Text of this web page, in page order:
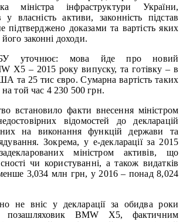
міністра інфраструктури України,
у власність активи, законність підстав
підтверджено доказами та вартість яких
законні доходи.
уточнює: мова йде про новий
X5 – 2015 року випуску, та готівку – в
та 25 тис євро. Сумарна вартість таких
на той час 4 230 500 грн.
встановило факти внесення міністром
відомостей до декларацій
на виконання функцій держави та
Зокрема, у е-декларації за 2015
міністром активів, що
чи користуванні, а також видатків
3,034 млн грн, у 2016 – понад 8,024
не вніс у декларації за обидва роки
позашляховик BMW X5, фактичним